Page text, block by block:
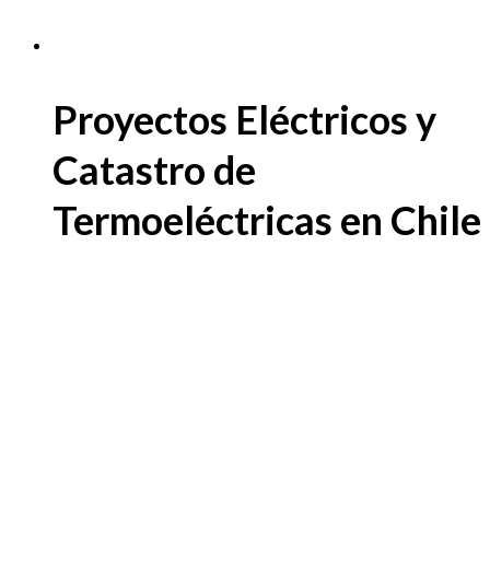
Proyectos Eléctricos y
Catastro de
Termoeléctricas en Chile